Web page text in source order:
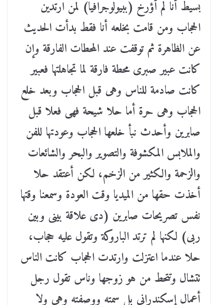
بسيط أنا لم أؤرخ (ببيولوجرافيا) لمن ارتدين
الحجاب ومن قامت بخلعه أنا فقط بدأت الحديث
عن الظاهرة ثم توقفت عند المحطات الفارقة وإن
كانت عبير صبرى محطة فارقة لما تجاهلتها فعبير
كانت صادمة للناس وهى قبل الحجاب وبعد خلع
الحجاب وهى حرة أما حلا شيحة فهى فعلا قبل
صابرين وأحدث نبأ خلعها الحجاب وعودتها للفن
والملابس المكشوفة والتصوير والبحر والشائعات
والزحمة والكثير من الزخم، لكن أعتقد حلا
أخذت حقها من الميديا وقت العودة وسمعنا وقتها
نفس تصريحات صابرين (دى علاقة بينى وبين
ربى) لكنها لم ترتد الباروكة وتقول عليه حجاب،
حلا عندما اعتزلت وارتدت الحجاب كانت الناس
تتشال وتتحط من هو زوجها وناس تقول رجل
أعمال إسكندرانى بل سمته ووصفته وهى ولا